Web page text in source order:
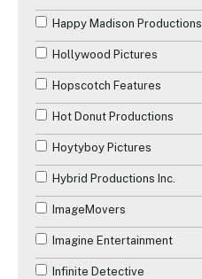
Happy Madison Productions
Hollywood Pictures
Hopscotch Features
Hot Donut Productions
Hoytyboy Pictures
Hybrid Productions Inc.
ImageMovers
Imagine Entertainment
Infinite Detective